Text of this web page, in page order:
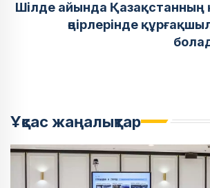
Шілде айында Қазақстанның
өңірлерінде
Ұқсас жаңалықтар